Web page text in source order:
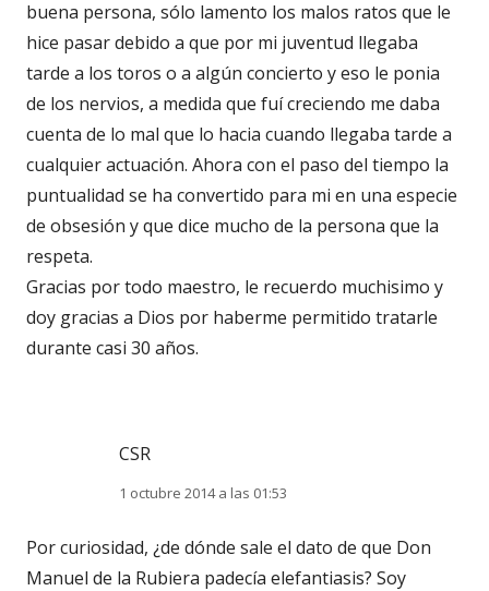
buena persona, sólo lamento los malos ratos que le
hice pasar debido a que por mi juventud llegaba
tarde a los toros o a algún concierto y eso le ponia
de los nervios, a medida que fuí creciendo me daba
cuenta de lo mal que lo hacia cuando llegaba tarde a
cualquier actuación. Ahora con el paso del tiempo la
puntualidad se ha convertido para mi en una especie
de obsesión y que dice mucho de la persona que la
respeta.
Gracias por todo maestro, le recuerdo muchisimo y
doy gracias a Dios por haberme permitido tratarle
durante casi 30 años.
CSR
1 octubre 2014 a las 01:53
Por curiosidad, ¿de dónde sale el dato de que Don
Manuel de la Rubiera padecía elefantiasis? Soy